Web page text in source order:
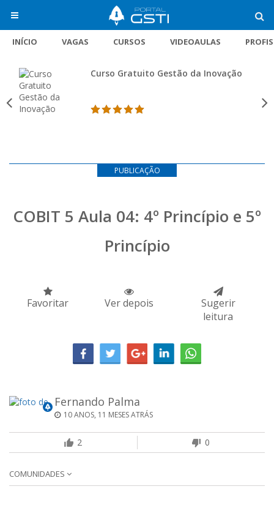
INÍCIO VAGAS CURSOS VIDEOAULAS
Curso Gratuito Gestão da Inovação
PUBLICAÇÃO
COBIT 5 Aula 04: 4º Princípio e 5º
Princípio
Favoritar Ver depois
Sugerir
leitura
Fernando Palma
10 ANOS, 11 MESES ATRÁS
2 0
COMUNIDADES